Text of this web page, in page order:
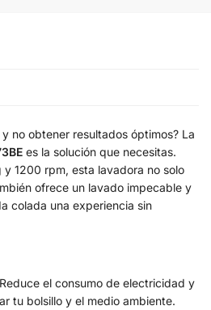
no obtener resultados óptimos? La
es la solución que necesitas.
1200 rpm, esta lavadora no solo
ofrece un lavado impecable y
colada una experiencia sin
el consumo de electricidad y
tu bolsillo y el medio ambiente.